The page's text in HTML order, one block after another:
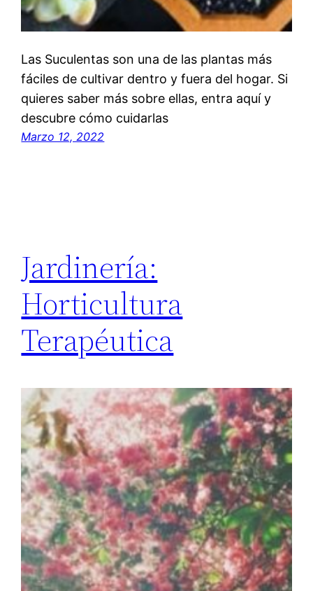
Las Suculentas son una de las plantas más
fáciles de cultivar dentro y fuera del hogar. Si
quieres saber más sobre ellas, entra aquí y
descubre cómo cuidarlas
Marzo 12, 2022
Jardinería:
Horticultura
Terapéutica